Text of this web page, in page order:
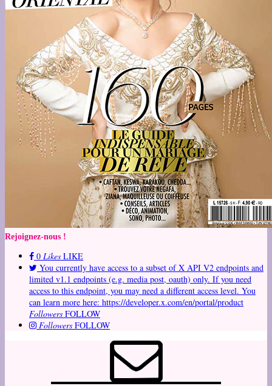
Rejoignez-nous !
0 Likes LIKE
You currently have access to a subset of X API V2 endpoints and
limited v1.1 endpoints (e.g. media post, oauth) only. If you need
access to this endpoint, you may need a different access level. You
can learn more here: https://developer.x.com/en/portal/product
Followers FOLLOW
Followers FOLLOW